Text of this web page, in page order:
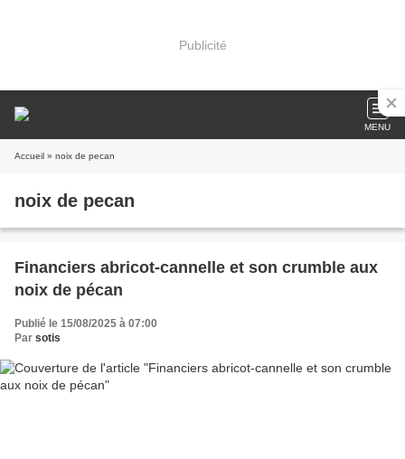
Publicité
MENU
Accueil » noix de pecan
noix de pecan
Financiers abricot-cannelle et son crumble aux
noix de pécan
Publié le 15/08/2025 à 07:00
Par sotis